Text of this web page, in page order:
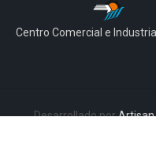
Centro Comercial e
Desarrollado por